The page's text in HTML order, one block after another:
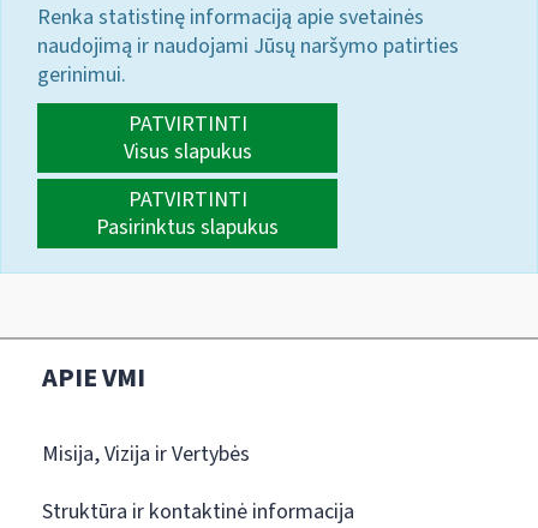
Renka statistinę informaciją apie svetainės
naudojimą ir naudojami Jūsų naršymo patirties
gerinimui.
PATVIRTINTI
Visus slapukus
PATVIRTINTI
Pasirinktus slapukus
APIE VMI
Misija, Vizija ir Vertybės
Struktūra ir kontaktinė informacija